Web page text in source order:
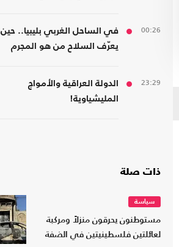
00:26
في الساحل الغربي بليبيا.. حين
يعرّف السلاح من هو المجرم
23:29
الدولة العراقية والأمواج
المليشياوية!
ذات صلة
سياسة
مستوطنون يحرقون منزلاً ومركبة
لعائلتين فلسطينيتين في الضفة